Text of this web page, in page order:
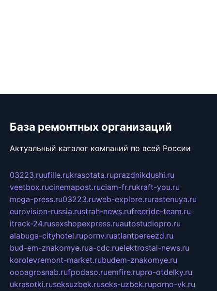
База ремонтных организаций
Актуальный каталог компаний по всей России
03223.ruufille.rukrasotata.ruprazdnikdushi.ru
veetbox.rucinemapost.ruciam-fr.rukraft-you.ru
mega-press.ru03223.ruweb-explore.rurastenuya.ru
eurovision-russia.rustrah-news.rufreeride-team.ru
itrack-24.rusexshopexpress.ruautostudiopro.ru
alabuga-cityhotel.rupornv.ruatlantpereezd.ru
bud-em-znakomye.rua-cdc.ruelektrostal-news.ru
korolevremont-market.rubudem-znakomye.ru
oooagrosnab.rufpodaso.ruemfire.rupro-otdelky.ru
ukrasotki.ruseksuzbek.ruseks-uzbek.ruporno-vk.ru